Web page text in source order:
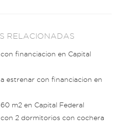
RELACIONADAS
financiacion en Capital
estrenar con financiacion en
m2 en Capital Federal
2 dormitorios con cochera